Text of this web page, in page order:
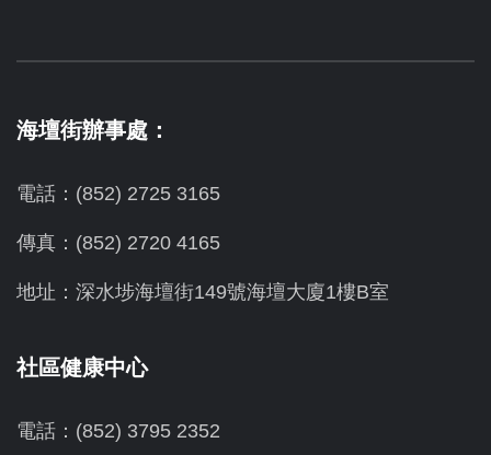
海壇街辦事處：
電話：(852) 2725 3165
傳真：(852) 2720 4165
地址：深水埗海壇街149號海壇大廈1樓B室
社區健康中心
電話：(852) 3795 2352